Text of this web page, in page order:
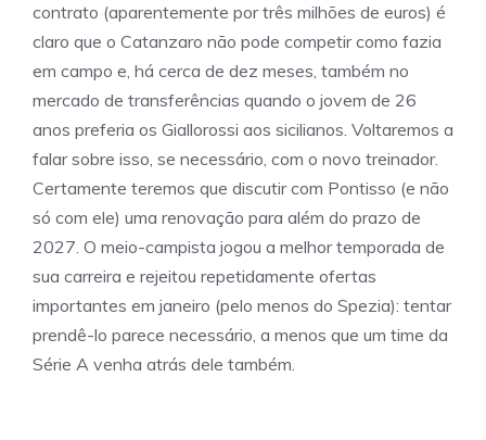
contrato (aparentemente por três milhões de euros) é
claro que o Catanzaro não pode competir como fazia
em campo e, há cerca de dez meses, também no
mercado de transferências quando o jovem de 26
anos preferia os Giallorossi aos sicilianos. Voltaremos a
falar sobre isso, se necessário, com o novo treinador.
Certamente teremos que discutir com Pontisso (e não
só com ele) uma renovação para além do prazo de
2027. O meio-campista jogou a melhor temporada de
sua carreira e rejeitou repetidamente ofertas
importantes em janeiro (pelo menos do Spezia): tentar
prendê-lo parece necessário, a menos que um time da
Série A venha atrás dele também.